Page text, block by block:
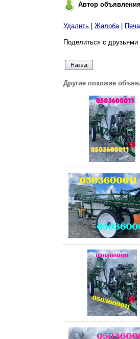
Автор
Удалить Жалоба|
Поделиться с
Другие похожие